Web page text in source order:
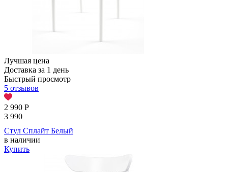
Лучшая цена
Доставка за 1 день
Быстрый просмотр
5 отзывов
2 990 Р
3 990
Стул Сплайт Белый
в наличии
Купить